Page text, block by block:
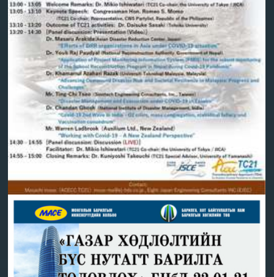
ОЛОН УЛСЫН СЕМИНАРТ ОРОЛЦОХЫГ УРЬЖ
БАЙНА
2021-09-01 | ОНЛАЙН